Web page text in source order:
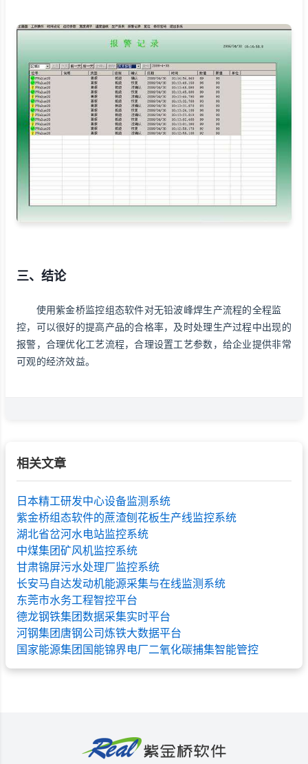
三、结论
使用紫金桥监控组态软件对无铅波峰焊生产流程的全程监
控，可以很好的提高产品的合格率，及时处理生产过程中出现的
报警，合理优化工艺流程，合理设置工艺参数，给企业提供非常
可观的经济效益。
相关文章
日本精工研发中心设备监测系统
紫金桥组态软件的蔗渣刨花板生产线监控系统
湖北省岔河水电站监控系统
中煤集团矿风机监控系统
甘肃锦屏污水处理厂监控系统
长安马自达发动机能源采集与在线监测系统
东莞市水务工程智控平台
德龙钢铁集团数据采集实时平台
河钢集团唐钢公司炼铁大数据平台
国家能源集团国能锦界电厂二氧化碳捕集智能管控